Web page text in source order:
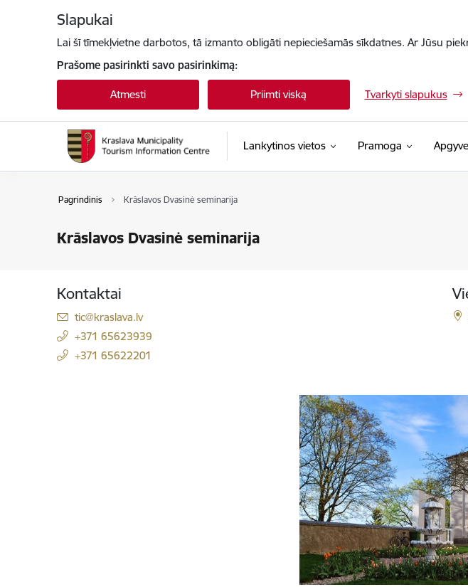
Slapukai
Lai šī tīmekļvietne darbotos, tā izmanto obligāti nepieciešamās sīkdatnes. Ar Jūsu
Prašome pasirinkti savo pasirinkimą:
Atmesti Priimti viską Tvarkyti slapukus
Lankytinos vietos Pramoga
Pagrindinis Krāslavos Dvasinė seminarija
Krāslavos Dvasinė seminarija
Kontaktai
El. paštas:
tic@kraslava.lv
+371 65623939
+371 65622201